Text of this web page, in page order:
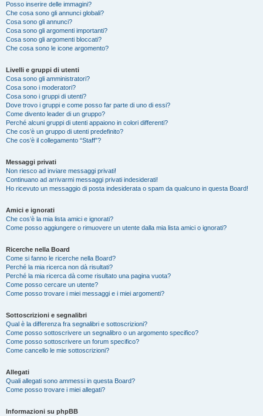
Posso inserire delle immagini?
Che cosa sono gli annunci globali?
Cosa sono gli annunci?
Cosa sono gli argomenti importanti?
Cosa sono gli argomenti bloccati?
Che cosa sono le icone argomento?
Livelli e gruppi di utenti
Cosa sono gli amministratori?
Cosa sono i moderatori?
Cosa sono i gruppi di utenti?
Dove trovo i gruppi e come posso far parte di uno di essi?
Come divento leader di un gruppo?
Perché alcuni gruppi di utenti appaiono in colori differenti?
Che cos’è un gruppo di utenti predefinito?
Che cos’è il collegamento “Staff”?
Messaggi privati
Non riesco ad inviare messaggi privati!
Continuano ad arrivarmi messaggi privati indesiderati!
Ho ricevuto un messaggio di posta indesiderata o spam da qualcuno in questa Board!
Amici e ignorati
Che cos’è la mia lista amici e ignorati?
Come posso aggiungere o rimuovere un utente dalla mia lista amici o ignorati?
Ricerche nella Board
Come si fanno le ricerche nella Board?
Perché la mia ricerca non dà risultati?
Perché la mia ricerca dà come risultato una pagina vuota?
Come posso cercare un utente?
Come posso trovare i miei messaggi e i miei argomenti?
Sottoscrizioni e segnalibri
Qual è la differenza fra segnalibri e sottoscrizioni?
Come posso sottoscrivere un segnalibro o un argomento specifico?
Come posso sottoscrivere un forum specifico?
Come cancello le mie sottoscrizioni?
Allegati
Quali allegati sono ammessi in questa Board?
Come posso trovare i miei allegati?
Informazioni su phpBB